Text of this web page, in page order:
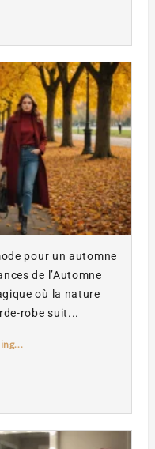
pour un automne
de l’Automne
où la nature
robe suit...